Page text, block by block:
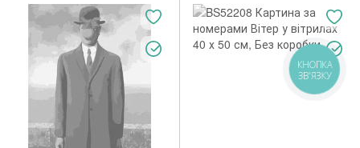
КНОПКА
ЗВ'ЯЗКУ